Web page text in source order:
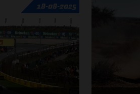
18-08-2025